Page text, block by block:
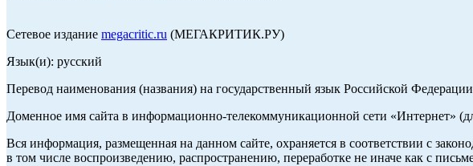
Сетевое издание megacritic.ru (МЕГАКРИТИК.РУ)
Язык(и): русский
Перевод наименования (названия) на государственный язык Российской
Доменное имя сайта в информационно-телекоммуникационной сети «Интернет»
Вся информация, размещенная на данном сайте, охраняется в соответствии с
в том числе воспроизведению, распространению, переработке не иначе как с